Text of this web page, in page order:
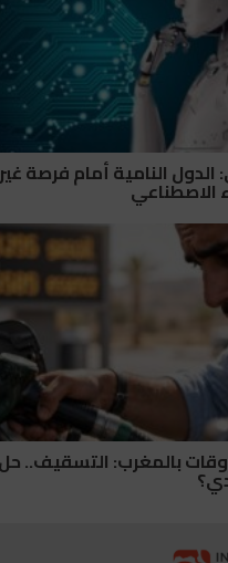
الدول النامية أمام فرصة
الاصطناعي
بالمغرب: التسقيف..